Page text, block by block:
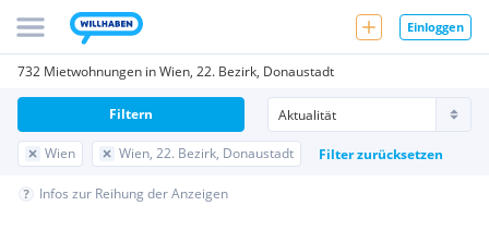
Einloggen
732 Mietwohnungen in Wien, 22. Bezirk, Donaustadt
Wien Wien, 22. Bezirk, Donaustadt Filter zurücksetzen
Filtern
Infos zur Reihung der Anzeigen